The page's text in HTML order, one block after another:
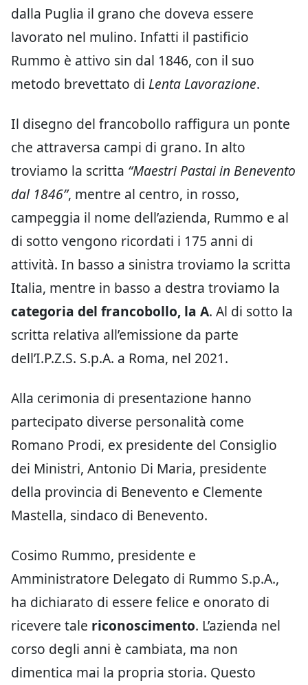
dalla Puglia il grano che doveva essere
lavorato nel mulino. Infatti il pastificio
Rummo è attivo sin dal 1846, con il suo
metodo brevettato di Lenta Lavorazione.
Il disegno del francobollo raffigura un ponte
che attraversa campi di grano. In alto
troviamo la scritta “Maestri Pastai in Benevento
dal 1846”, mentre al centro, in rosso,
campeggia il nome dell’azienda, Rummo e al
di sotto vengono ricordati i 175 anni di
attività. In basso a sinistra troviamo la scritta
Italia, mentre in basso a destra troviamo la
categoria del francobollo, la A. Al di sotto la
scritta relativa all’emissione da parte
dell’I.P.Z.S. S.p.A. a Roma, nel 2021.
Alla cerimonia di presentazione hanno
partecipato diverse personalità come
Romano Prodi, ex presidente del Consiglio
dei Ministri, Antonio Di Maria, presidente
della provincia di Benevento e Clemente
Mastella, sindaco di Benevento.
Cosimo Rummo, presidente e
Amministratore Delegato di Rummo S.p.A.,
ha dichiarato di essere felice e onorato di
ricevere tale riconoscimento. L’azienda nel
corso degli anni è cambiata, ma non
dimentica mai la propria storia. Questo